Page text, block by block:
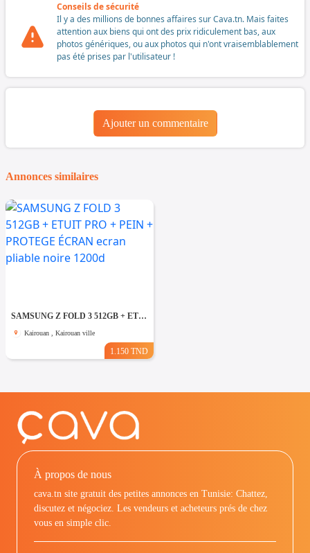
Conseils de sécurité
Il y a des millions de bonnes affaires sur Cava.tn. Mais faites
attention aux biens qui ont des prix ridiculement bas, aux
photos génériques, ou aux photos qui n'ont vraisemblablement
pas été prises par l'utilisateur !
Ajouter un commentaire
Annonces similaires
SAMSUNG Z FOLD 3 512GB + ETUIT PRO + PEIN + PROTEGE ÉCRAN ecran pliable noire 1200d
Kairouan , Kairouan ville
1.150 TND
À propos de nous
cava.tn site gratuit des petites annonces en Tunisie: Chattez,
discutez et négociez. Les vendeurs et acheteurs prés de chez
vous en simple clic.